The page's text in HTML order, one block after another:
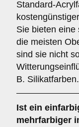
Standard-
Sie bieten eine
die meisten
sind sie nicht
B. Silikatfarben.
Ist ein
mehrfarbiger